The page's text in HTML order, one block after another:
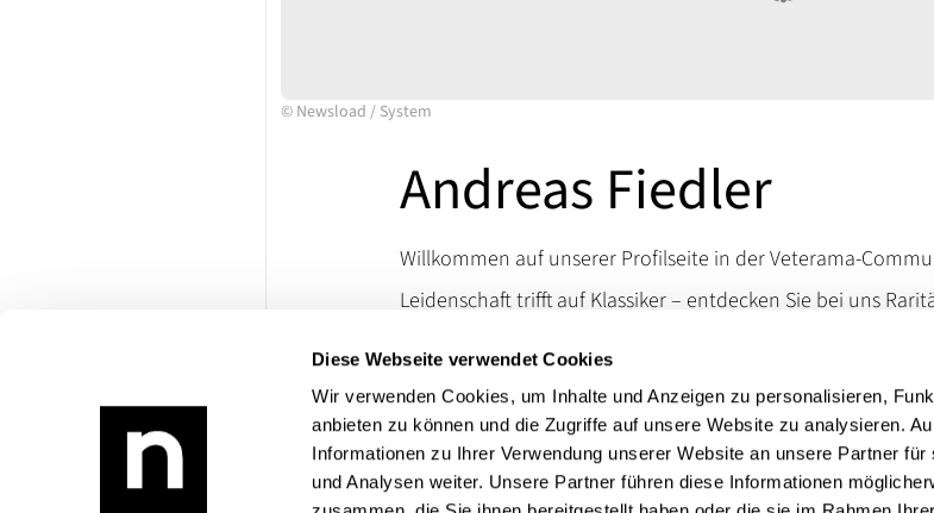
Diese Webseite verwendet Cookies
Wir verwenden Cookies, um Inhalte und Anzeigen zu personalisieren,
anbieten zu können und die Zugriffe auf unsere Website zu analysieren.
Informationen zu Ihrer Verwendung unserer Website an unsere Partner
und Analysen weiter. Unsere Partner führen diese Informationen
© Newsload / System
Andreas Fiedler
Willkommen auf unserer Profilseite in der Veterama-
Leidenschaft trifft auf Klassiker – entdecken Sie bei uns
lassen. Besuchen Sie uns auf der VETERAMA und tauchen Sie
die Welt klassischen Raritäten.
Bei Rückfragen erreichen Sie uns über unsere Kontaktdaten.
Produktangebot:Autoteile VW